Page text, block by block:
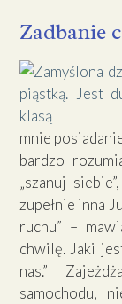
Zadbanie
mnie
bardzo
„szanuj
zupełnie inna
ruchu” –
chwilę. Jaki
nas.”
samochodu,